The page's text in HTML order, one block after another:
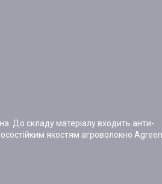
До складу матеріалу входить анти-
якостям агроволокно Agreen